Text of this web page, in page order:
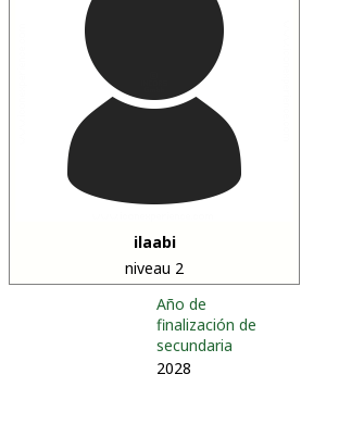
ilaabi
niveau 2
Año de
finalización de
secundaria
2028